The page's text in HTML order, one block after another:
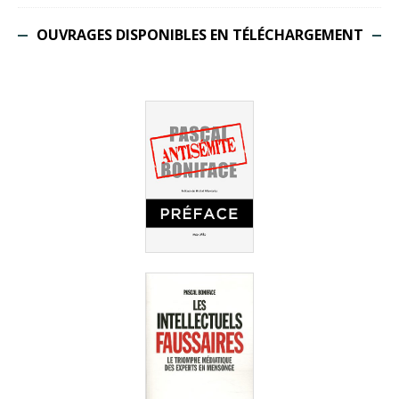
OUVRAGES DISPONIBLES EN TÉLÉCHARGEMENT